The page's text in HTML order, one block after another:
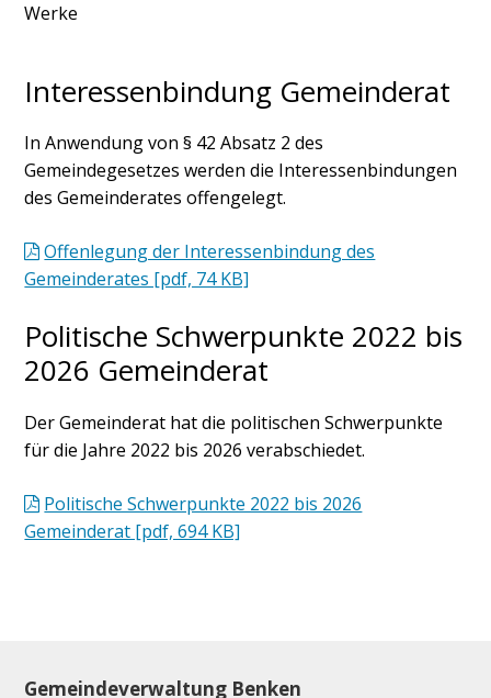
Werke
Interessenbindung Gemeinderat
In Anwendung von § 42 Absatz 2 des
Gemeindegesetzes werden die Interessenbindungen
des Gemeinderates offengelegt.
Offenlegung der Interessenbindung des
Gemeinderates [pdf, 74 KB]
Politische Schwerpunkte 2022 bis
2026 Gemeinderat
Der Gemeinderat hat die politischen Schwerpunkte
für die Jahre 2022 bis 2026 verabschiedet.
Politische Schwerpunkte 2022 bis 2026
Gemeinderat [pdf, 694 KB]
Footer
Gemeindeverwaltung Benken